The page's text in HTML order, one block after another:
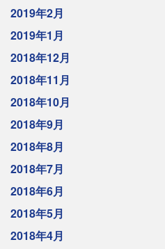
2019年2月
2019年1月
2018年12月
2018年11月
2018年10月
2018年9月
2018年8月
2018年7月
2018年6月
2018年5月
2018年4月